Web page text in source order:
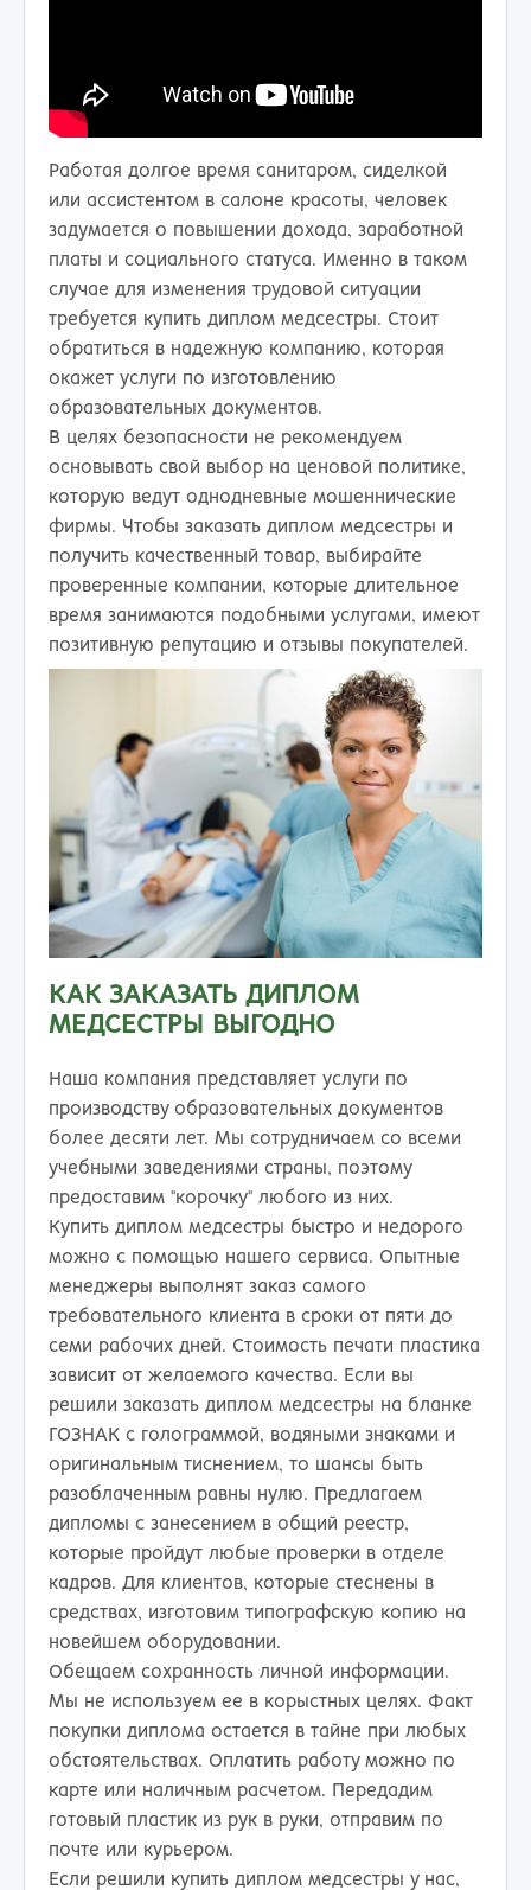
Работая долгое время санитаром, сиделкой
или ассистентом в салоне красоты, человек
задумается о повышении дохода, заработной
платы и социального статуса. Именно в таком
случае для изменения трудовой ситуации
требуется купить диплом медсестры. Стоит
обратиться в надежную компанию, которая
окажет услуги по изготовлению
образовательных документов.
В целях безопасности не рекомендуем
основывать свой выбор на ценовой политике,
которую ведут однодневные мошеннические
фирмы. Чтобы заказать диплом медсестры и
получить качественный товар, выбирайте
проверенные компании, которые длительное
время занимаются подобными услугами, имеют
позитивную репутацию и отзывы покупателей.
КАК ЗАКАЗАТЬ ДИПЛОМ
МЕДСЕСТРЫ ВЫГОДНО
Наша компания представляет услуги по
производству образовательных документов
более десяти лет. Мы сотрудничаем со всеми
учебными заведениями страны, поэтому
предоставим "корочку" любого из них.
Купить диплом медсестры быстро и недорого
можно с помощью нашего сервиса. Опытные
менеджеры выполнят заказ самого
требовательного клиента в сроки от пяти до
семи рабочих дней. Стоимость печати пластика
зависит от желаемого качества. Если вы
решили заказать диплом медсестры на бланке
ГОЗНАК с голограммой, водяными знаками и
оригинальным тиснением, то шансы быть
разоблаченным равны нулю. Предлагаем
дипломы с занесением в общий реестр,
которые пройдут любые проверки в отделе
кадров. Для клиентов, которые стеснены в
средствах, изготовим типографскую копию на
новейшем оборудовании.
Обещаем сохранность личной информации.
Мы не используем ее в корыстных целях. Факт
покупки диплома остается в тайне при любых
обстоятельствах. Оплатить работу можно по
карте или наличным расчетом. Передадим
готовый пластик из рук в руки, отправим по
почте или курьером.
Если решили купить диплом медсестры у нас,